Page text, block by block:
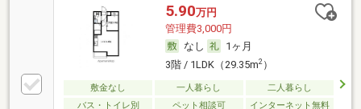
5.90万円
管理費3,000円
なし
1ヶ月
3階 / 1LDK（29.35m2）
敷金なし 一人暮らし
二人暮らし
バス・トイレ別
ペット相談可 インターネット無料